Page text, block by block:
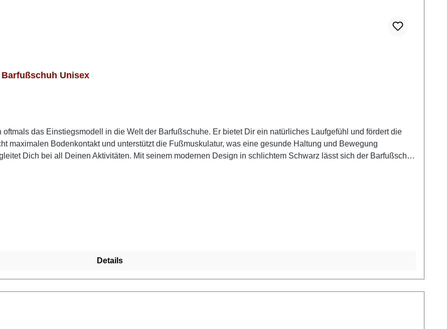
Unisex
das Einstiegsmodell in die Welt der Barfußschuhe. Er bietet Dir ein natürliches Laufgefühl und fördert die
maximalen Bodenkontakt und unterstützt die Fußmuskulatur, was eine gesunde Haltung und Bewegung
Dich bei all Deinen Aktivitäten. Mit seinem modernen Design in schlichtem Schwarz lässt sich der Barfußschuh
Details